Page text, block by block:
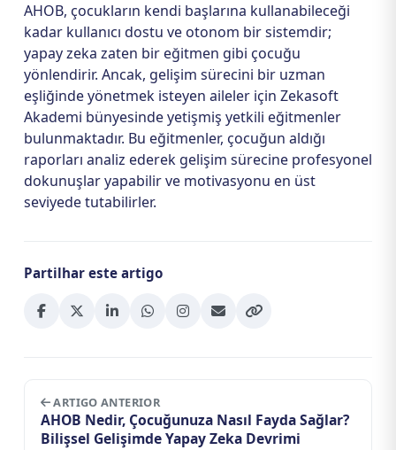
AHOB, çocukların kendi başlarına kullanabileceği
kadar kullanıcı dostu ve otonom bir sistemdir;
yapay zeka zaten bir eğitmen gibi çocuğu
yönlendirir. Ancak, gelişim sürecini bir uzman
eşliğinde yönetmek isteyen aileler için Zekasoft
Akademi bünyesinde yetişmiş yetkili eğitmenler
bulunmaktadır. Bu eğitmenler, çocuğun aldığı
raporları analiz ederek gelişim sürecine profesyonel
dokunuşlar yapabilir ve motivasyonu en üst
seviyede tutabilirler.
Partilhar este artigo
ARTIGO ANTERIOR
AHOB Nedir, Çocuğunuza Nasıl Fayda Sağlar?
Bilişsel Gelişimde Yapay Zeka Devrimi